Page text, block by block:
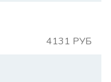
4131 РУБ